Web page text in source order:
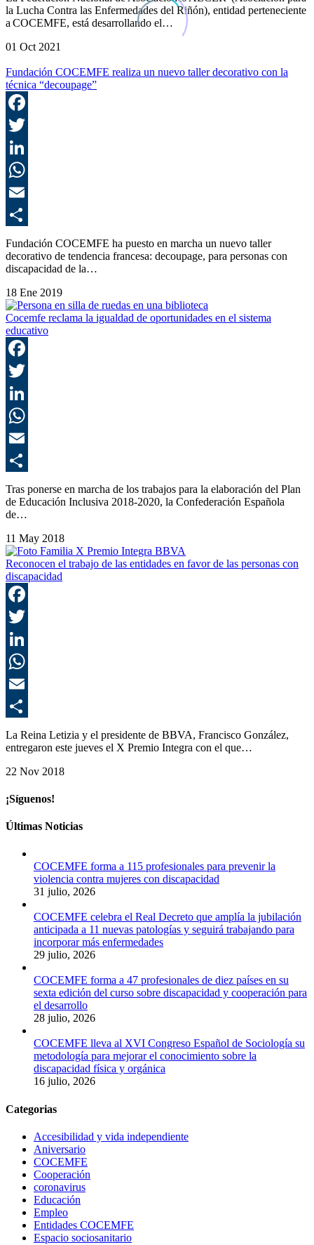
la Lucha Contra las Enfermedades del Riñón), entidad perteneciente
a COCEMFE, está desarrollando el…
01 Oct 2021
Fundación COCEMFE realiza un nuevo taller decorativo con la
técnica “decoupage”
Fundación COCEMFE ha puesto en marcha un nuevo taller
decorativo de tendencia francesa: decoupage, para personas con
discapacidad de la…
18 Ene 2019
Cocemfe reclama la igualdad de oportunidades en el sistema
educativo
Tras ponerse en marcha de los trabajos para la elaboración del Plan
de Educación Inclusiva 2018-2020, la Confederación Española
de…
11 May 2018
Reconocen el trabajo de las entidades en favor de las personas con
discapacidad
La Reina Letizia y el presidente de BBVA, Francisco González,
entregaron este jueves el X Premio Integra con el que…
22 Nov 2018
¡Síguenos!
Últimas Noticias
COCEMFE forma a 115 profesionales para prevenir la
violencia contra mujeres con discapacidad
31 julio, 2026
COCEMFE celebra el Real Decreto que amplía la jubilación
anticipada a 11 nuevas patologías y seguirá trabajando para
incorporar más enfermedades
29 julio, 2026
COCEMFE forma a 47 profesionales de diez países en su
sexta edición del curso sobre discapacidad y cooperación para
el desarrollo
28 julio, 2026
COCEMFE lleva al XVI Congreso Español de Sociología su
metodología para mejorar el conocimiento sobre la
discapacidad física y orgánica
16 julio, 2026
Categorias
Accesibilidad y vida independiente
Aniversario
COCEMFE
Cooperación
coronavirus
Educación
Empleo
Entidades COCEMFE
Espacio sociosanitario